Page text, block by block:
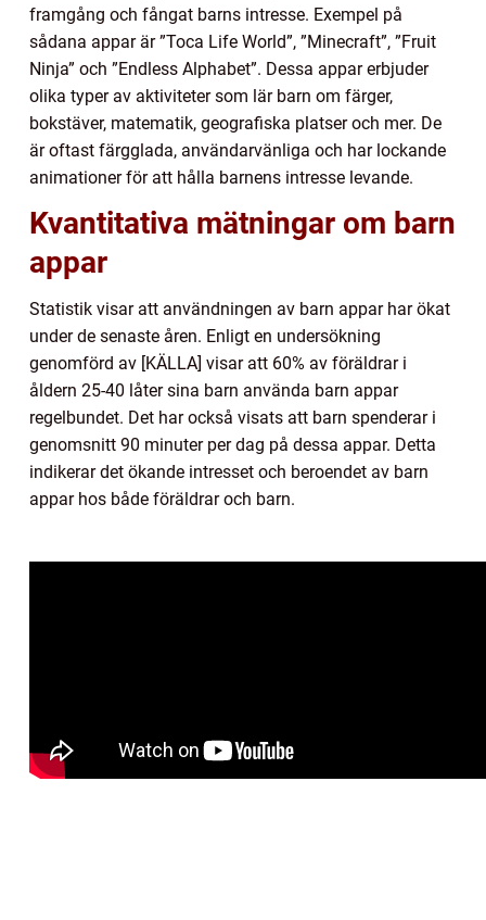
framgång och fångat barns intresse. Exempel på
sådana appar är ”Toca Life World”, ”Minecraft”, ”Fruit
Ninja” och ”Endless Alphabet”. Dessa appar erbjuder
olika typer av aktiviteter som lär barn om färger,
bokstäver, matematik, geografiska platser och mer. De
är oftast färgglada, användarvänliga och har lockande
animationer för att hålla barnens intresse levande.
Kvantitativa mätningar om barn
appar
Statistik visar att användningen av barn appar har ökat
under de senaste åren. Enligt en undersökning
genomförd av [KÄLLA] visar att 60% av föräldrar i
åldern 25-40 låter sina barn använda barn appar
regelbundet. Det har också visats att barn spenderar i
genomsnitt 90 minuter per dag på dessa appar. Detta
indikerar det ökande intresset och beroendet av barn
appar hos både föräldrar och barn.